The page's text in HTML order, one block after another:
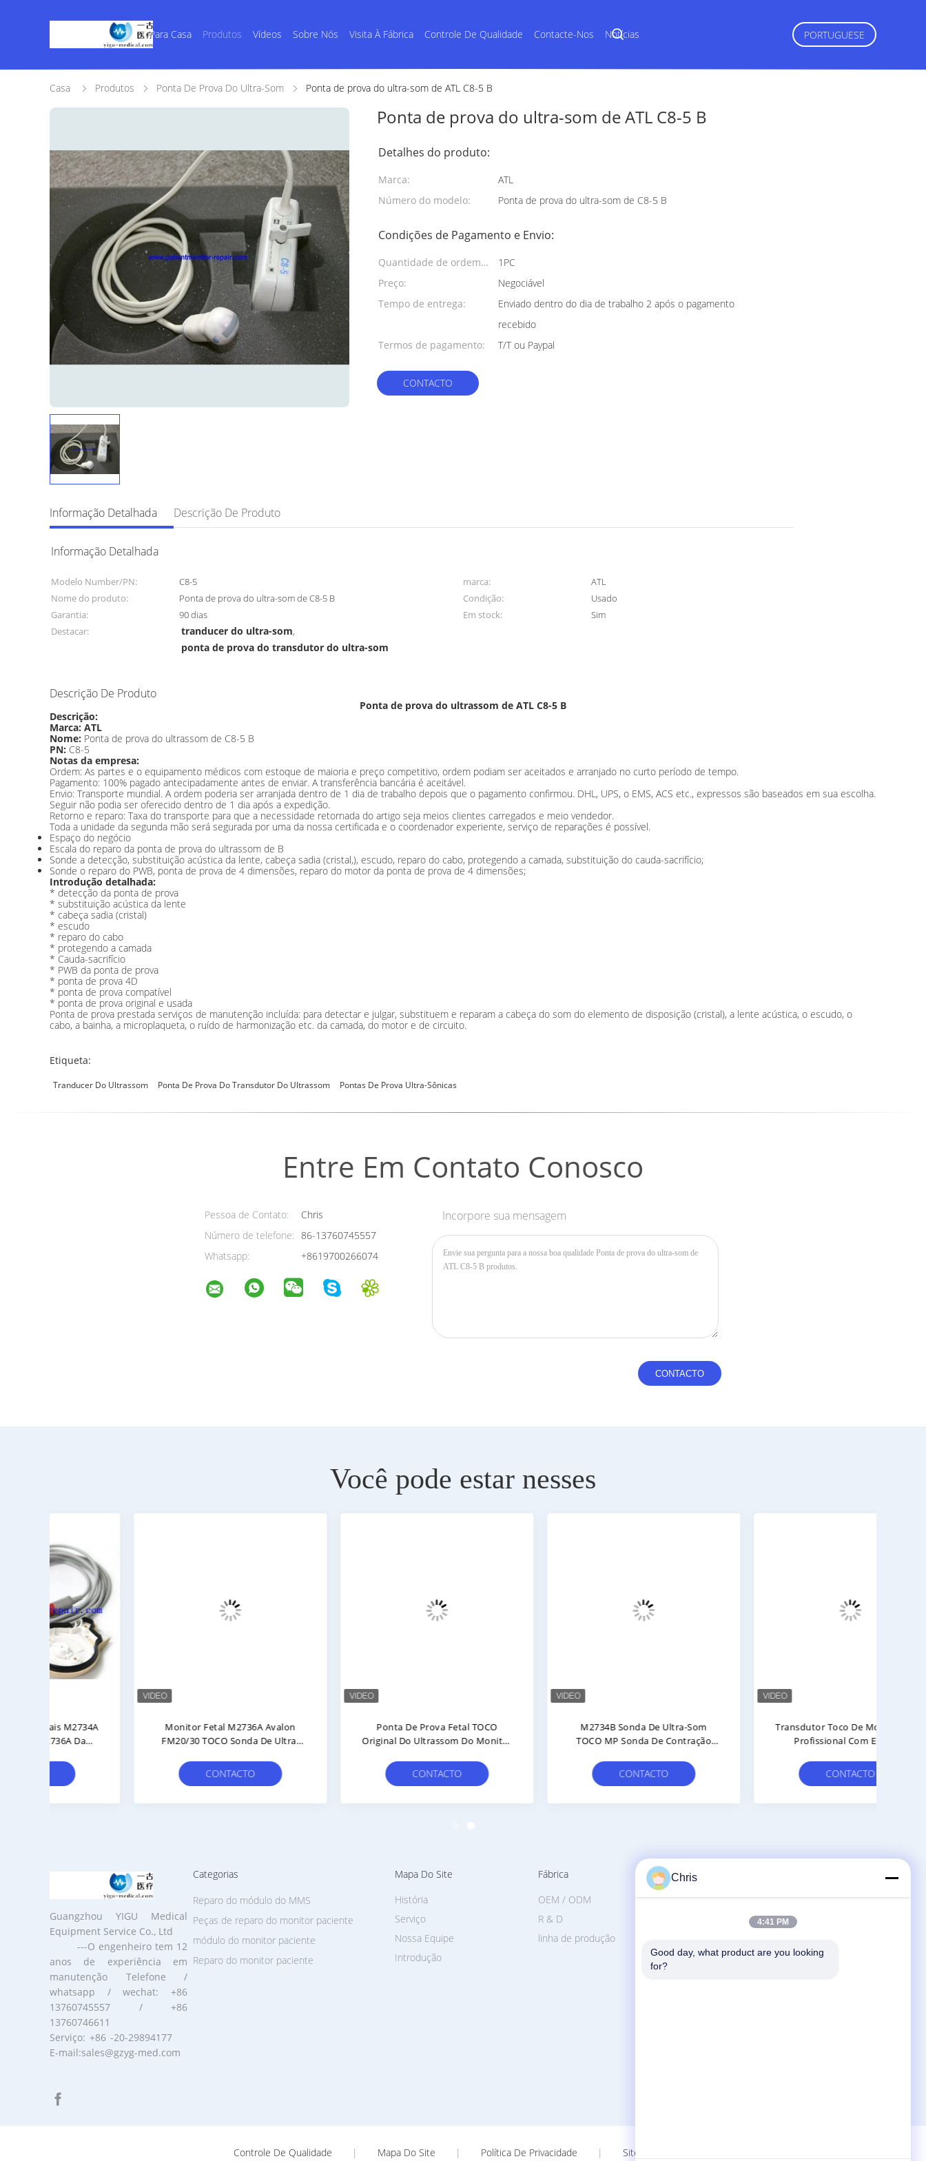
Para Casa Produtos Vídeos Sobre Nós Visita À Fábrica Controle De Qualidade Contacte-Nos Notícias PORTUGUESE
Casa Produtos Ponta De Prova Do Ultra-Som Ponta de prova do ultra-som de ATL C8-5 B
Ponta de prova do ultra-som de ATL C8-5 B
Detalhes do produto:
Marca:
ATL
Número do modelo:
Ponta de prova do ultra-som de C8-5 B
Condições de Pagamento e Envio:
Quantidade de ordem
mínima:
1PC
Preço:
Negociável
Tempo de entrega:
Enviado dentro do dia de trabalho 2 após o pagamento
recebido
Termos de pagamento:
T/T ou Paypal
CONTACTO
Informação Detalhada Descrição De Produto
Informação Detalhada
Modelo Number/PN: C8-5 marca:
ATL
Nome do produto:
Ponta de prova do ultra-som de C8-5 B Condição:
Usado
Garantia:
90 dias Em stock:
Sim
Destacar:
tranducer do ultra-som,
ponta de prova do transdutor do ultra-som
Descrição De Produto
Ponta de prova do ultrassom de ATL C8-5 B
Descrição:
Marca: ATL
Nome: Ponta de prova do ultrassom de C8-5 B
PN: C8-5
Notas da empresa:
Ordem: As partes e o equipamento médicos com estoque de maioria e preço competitivo, ordem podiam ser aceitados e arranjado no curto período de tempo.
Pagamento: 100% pagado antecipadamente antes de enviar. A transferência bancária é aceitável.
Envio: Transporte mundial. A ordem poderia ser arranjada dentro de 1 dia de trabalho depois que o pagamento confirmou. DHL, UPS, o EMS, ACS etc., expressos são baseados em sua escolha.
Seguir não podia ser oferecido dentro de 1 dia após a expedição.
Retorno e reparo: Taxa do transporte para que a necessidade retornada do artigo seja meios clientes carregados e meio vendedor.
Toda a unidade da segunda mão será segurada por uma da nossa certificada e o coordenador experiente, serviço de reparações é possível.
Espaço do negócio
Escala do reparo da ponta de prova do ultrassom de B
Sonde a detecção, substituição acústica da lente, cabeça sadia (cristal,), escudo, reparo do cabo, protegendo a camada, substituição do cauda-sacrifício;
Sonde o reparo do PWB, ponta de prova de 4 dimensões, reparo do motor da ponta de prova de 4 dimensões;
Introdução detalhada:
* detecção da ponta de prova
* substituição acústica da lente
* cabeça sadia (cristal)
* escudo
* reparo do cabo
* protegendo a camada
* Cauda-sacrifício
* PWB da ponta de prova
* ponta de prova 4D
* ponta de prova compatível
* ponta de prova original e usada
Ponta de prova prestada serviços de manutenção incluída: para detectar e julgar, substituem e reparam a cabeça do som do elemento de disposição (cristal), a lente acústica, o escudo, o
cabo, a bainha, a microplaqueta, o ruído de harmonização etc. da camada, do motor e de circuito.
Etiqueta:
Tranducer Do Ultrassom Ponta De Prova Do Transdutor Do Ultrassom Pontas De Prova Ultra-Sônicas
Entre Em Contato Conosco
Pessoa de Contato:
Chris
Número de telefone:
86-13760745557
Whatsapp:
+8619700266074
Incorpore sua mensagem
Você pode estar nesses
Monitor Fetal M2736A Avalon
FM20/30 TOCO Sonda De Ultra-
Ponta De Prova Fetal TOCO
Original Do Ultrassom Do Monitor
M2734B Sonda De Ultra-Som
TOCO MP Sonda De Contração
Transdutor Toco De Monitor Fetal
Profissional Com Estoque
Peças Sobressalentes
Guangzhou YIGU Medical
Equipment Service Co., Ltd
---O engenheiro tem 12
anos de experiência em
manutenção Telefone /
whatsapp / wechat: +86
13760745557 / +86
13760746611
Serviço: +86 -20-29894177
E-mail:sales@gzyg-med.com
Categorias
Reparo do monitor paciente
Reparo do módulo do MMS
Peças de reparo do monitor paciente
módulo do monitor paciente
Mapa Do Site
Introdução
História
Serviço
Nossa Equipe
Fábrica
linha de produção
OEM / ODM
R & D
Fale Conosco
Guangzhou YIGU Medical Equipment
Ying, estrada NO.1 de Fengxin, avenida da
ciência, distrito Guangzhou Guangdong
Controle De Qualidade | Mapa Do Site | Política De Privacidade | Site Para Celular
Chris
4:41 PM
Good day, what product are you looking
for?